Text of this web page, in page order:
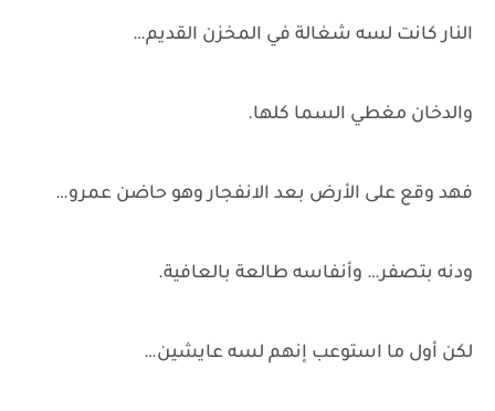
النار كانت لسه شغالة في المخزن القديم…
والدخان مغطي السما كلها.
فهد وقع على الأرض بعد الانفجار وهو حاضن عمرو…
ودنه بتصفر… وأنفاسه طالعة بالعافية.
لكن أول ما استوعب إنهم لسه عايشين…